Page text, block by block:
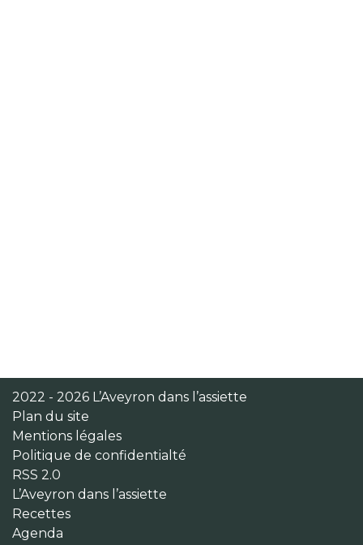
2022 - 2026 L’Aveyron dans l’assiette
Plan du site
Mentions légales
Politique de confidentialté
RSS 2.0
L’Aveyron dans l’assiette
Recettes
Agenda